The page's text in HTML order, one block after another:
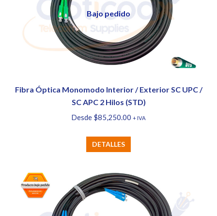
opciones
se
pueden
elegir
en
Bajo pedido
Fibra Óptica Monomodo Interior / Exterior SC UPC /
SC APC 2 Hilos (STD)
Desde $85,250.00 + IVA
DETALLES
múltiples
variantes.